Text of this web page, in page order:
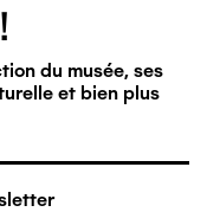
du musée, ses
et bien plus